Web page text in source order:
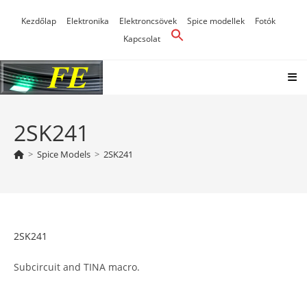
Kezdőlap Elektronika Elektroncsövek Spice modellek
Fotók
Kapcsolat
2SK241
> Spice Models > 2SK241
2SK241
Subcircuit and TINA macro.